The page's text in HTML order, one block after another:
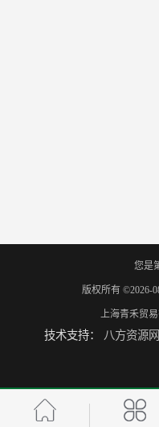
您是
版权所有 ©2026-
上海青禾贸
技术支持： 八方资源网